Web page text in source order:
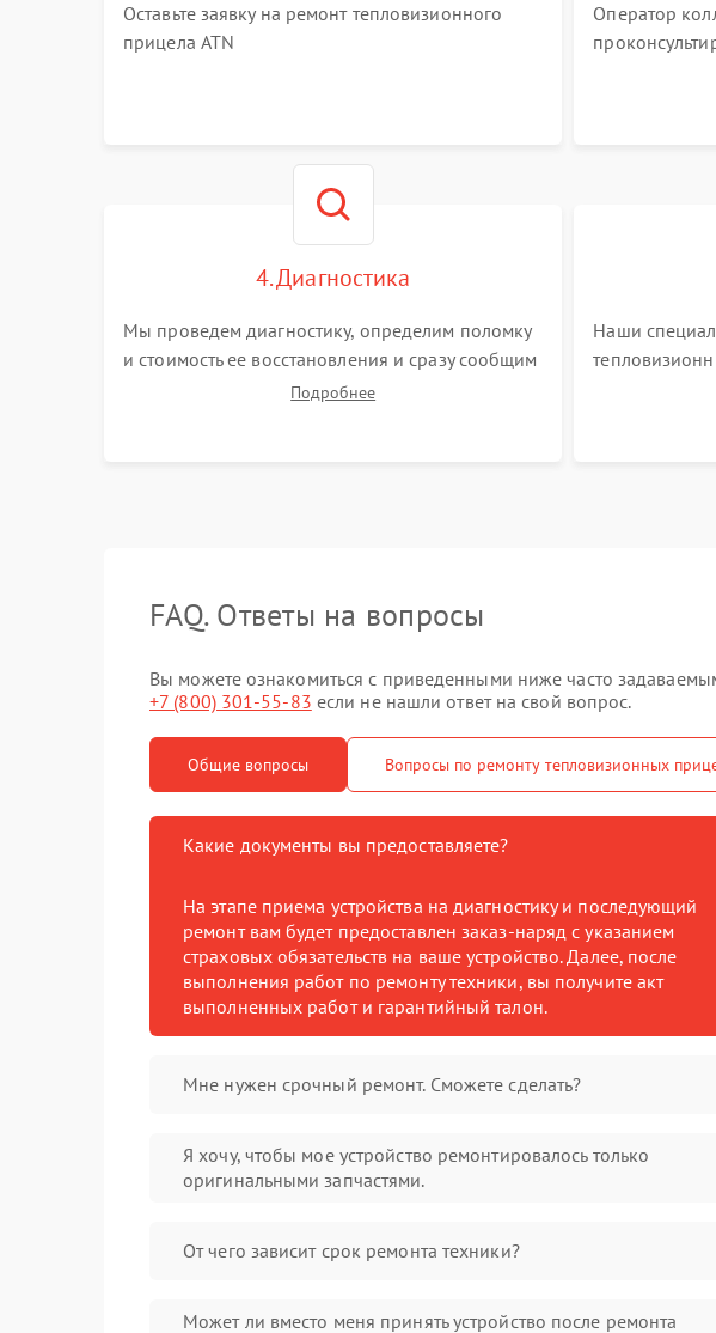
Оставьте заявку на ремонт тепловизионного
прицела ATN
Оператор
4. Диагностика
Мы проведем диагностику, определим поломку
и стоимость ее восстановления и сразу сообщим
вам о сроках ее устранения
Подробнее
Наши
FAQ. Ответы на вопросы
Вы можете ознакомиться с приведенными ниже часто
+7 (800) 301-55-83 если не нашли ответ на свой вопрос.
Общие вопросы Вопросы по ремонту тепловизионных
Какие документы вы предоставляете?
На этапе приема устройства на диагностику и последующий
ремонт вам будет предоставлен заказ-наряд с указанием
страховых обязательств на ваше устройство. Далее, после
выполнения работ по ремонту техники, вы получите акт
выполненных работ и гарантийный талон.
Мне нужен срочный ремонт. Сможете сделать?
Я хочу, чтобы мое устройство ремонтировалось только
оригинальными запчастями.
От чего зависит срок ремонта техники?
Может ли вместо меня принять устройство после ремонта